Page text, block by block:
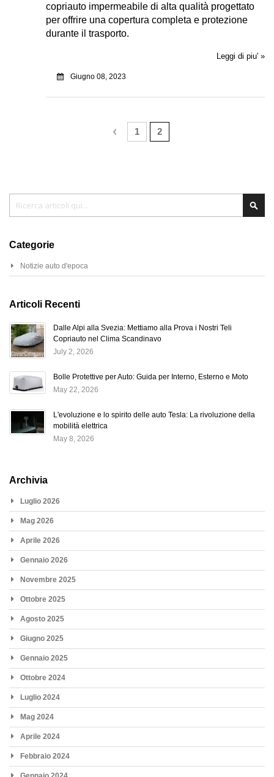
copriauto impermeabile di alta qualità progettato
per offrire una copertura completa e protezione
durante il trasporto.
Leggi di piu' »
Giugno 08, 2023
Pagina
Precedente
Pagina
1 Attualmente stai leggendo
2
Categorie
Notizie auto d'epoca
Articoli Recenti
Dalle Alpi alla Svezia: Mettiamo alla Prova i Nostri Teli
Copriauto nel Clima Scandinavo
July 2, 2026
Bolle Protettive per Auto: Guida per Interno, Esterno e Moto
May 22, 2026
L'evoluzione e lo spirito delle auto Tesla: La rivoluzione della
mobilità elettrica
May 8, 2026
Archivia
Luglio 2026
Mag 2026
Aprile 2026
Gennaio 2026
Novembre 2025
Ottobre 2025
Agosto 2025
Giugno 2025
Gennaio 2025
Ottobre 2024
Luglio 2024
Mag 2024
Aprile 2024
Febbraio 2024